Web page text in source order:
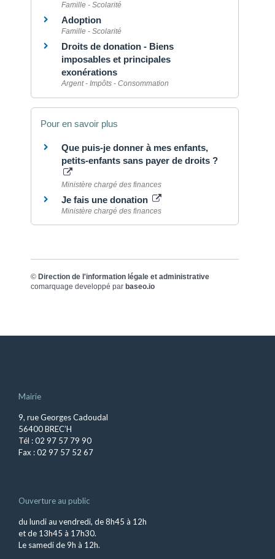
Famille - Scolarité
Adoption
Famille - Scolarité
Droits de donation - Biens
imposables et principales
exonérations
Argent - Impôts - Consommation
Pour en savoir plus
Que puis-je donner à mes enfants,
petits-enfants sans payer de droits ?
Ministère chargé des finances
Je fais une donation
Ministère chargé des finances
© Direction de l'information légale et administrative
comarquage developpé par baseo.io
Mairie
9, rue Georges Cadoudal
56400 BREC’H
Tél : 02 97 57 79 90
Fax : 02 97 57 52 67
Ouverture au public
du lundi au vendredi, de 8h45 à 12h
et de 13h45 à 17h30.
Le samedi de 9h à 12h.